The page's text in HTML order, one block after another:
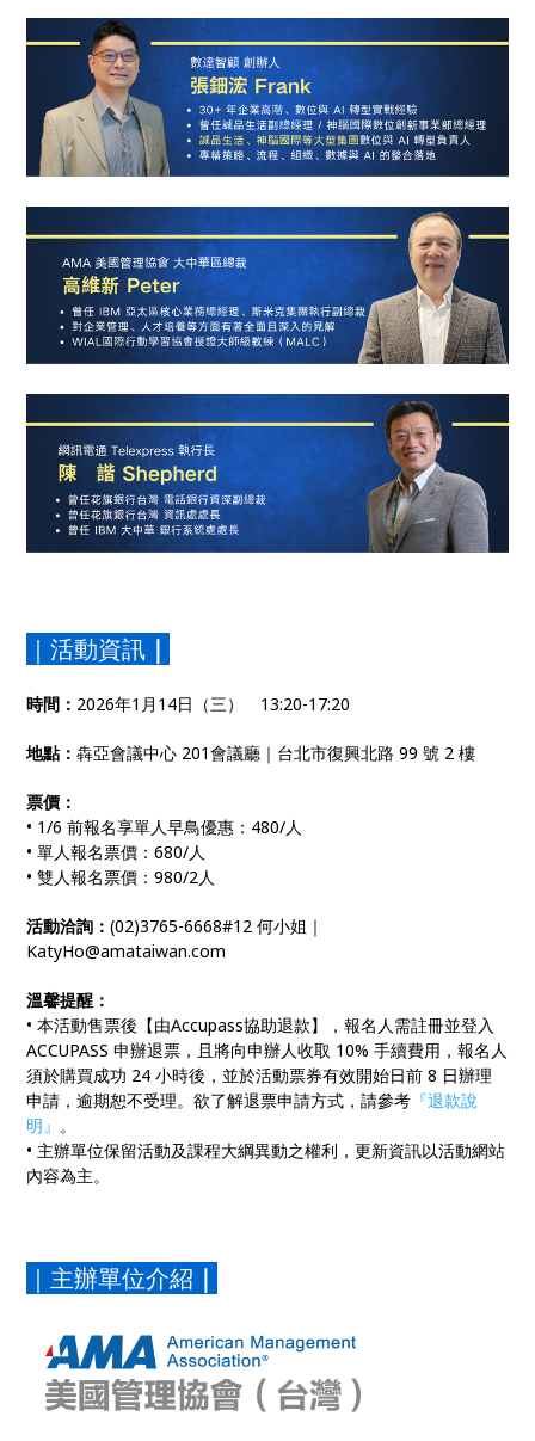
｜活動資訊 ｜
時間： 2026年1月14日（三） 13:20-17:20
地點：犇亞會議中心 201會議廳｜台北市復興北路 99 號 2 樓
票價：
• 1/6 前報名享單人早鳥優惠：480/人
• 單人報名票價：680/人
• 雙人報名票價：980/2人
活動洽詢：(02)3765-6668#12 何小姐｜
KatyHo@amataiwan.com
溫馨提醒：
• 本活動售票後【由Accupass協助退款】，報名人需註冊並登入
ACCUPASS 申辦退票，且將向申辦人收取 10% 手續費用，報名人
須於購買成功 24 小時後，並於活動票券有效開始日前 8 日辦理
申請，逾期恕不受理。欲了解退票申請方式，請參考 『退款說
明』 。
• 主辦單位保留活動及課程大綱異動之權利，更新資訊以活動網站
內容為主。
｜主辦單位介紹 ｜